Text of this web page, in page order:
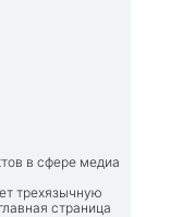
в сфере медиа
трехязычную
страница